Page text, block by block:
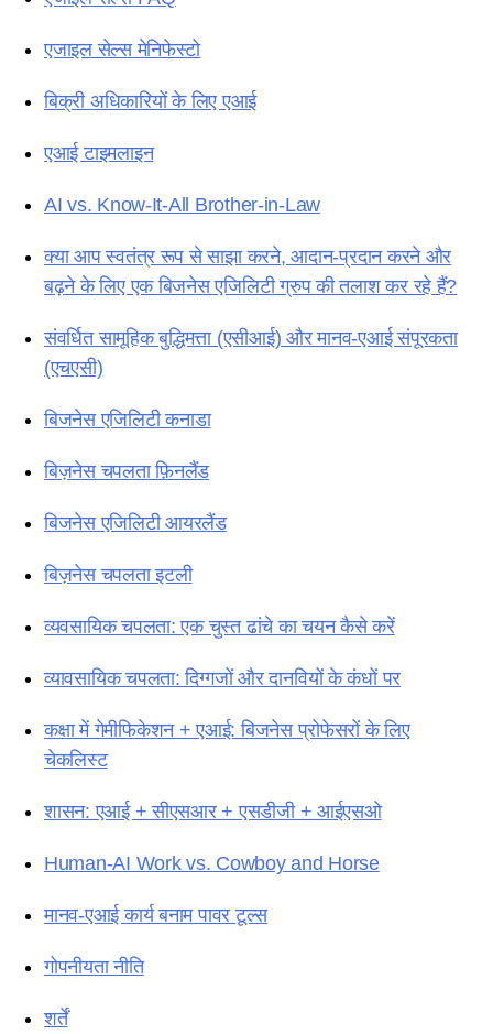
एजाइल सेल्स मेनिफेस्टो
बिक्री अधिकारियों के लिए एआई
एआई टाइमलाइन
AI vs. Know-It-All Brother-in-Law
क्या आप स्वतंत्र रूप से साझा करने, आदान-प्रदान करने और
बढ़ने के लिए एक बिजनेस एजिलिटी ग्रुप की तलाश कर रहे हैं?
संवर्धित सामूहिक बुद्धिमत्ता (एसीआई) और मानव-एआई संपूरकता
(एचएसी)
बिजनेस एजिलिटी कनाडा
बिज़नेस चपलता फ़िनलैंड
बिजनेस एजिलिटी आयरलैंड
बिज़नेस चपलता इटली
व्यवसायिक चपलता: एक चुस्त ढांचे का चयन कैसे करें
व्यावसायिक चपलता: दिग्गजों और दानवियों के कंधों पर
कक्षा में गेमीफिकेशन + एआई: बिजनेस प्रोफेसरों के लिए
चेकलिस्ट
शासन: एआई + सीएसआर + एसडीजी + आईएसओ
Human-AI Work vs. Cowboy and Horse
मानव-एआई कार्य बनाम पावर टूल्स
गोपनीयता नीति
शर्तें